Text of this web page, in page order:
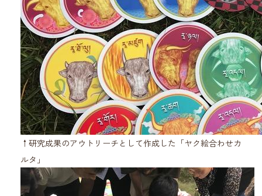
↑研究成果のアウトリーチとして作成した「ヤク絵合わせカ
ルタ」